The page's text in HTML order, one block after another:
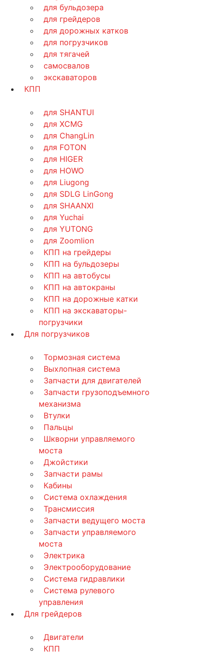
для бульдозера
для грейдеров
для дорожных катков
для погрузчиков
для тягачей
самосвалов
экскаваторов
КПП
для SHANTUI
для XCMG
для ChangLin
для FOTON
для HIGER
для HOWO
для Liugong
для SDLG LinGong
для SHAANXI
для Yuchai
для YUTONG
для Zoomlion
КПП на грейдеры
КПП на бульдозеры
КПП на автобусы
КПП на автокраны
КПП на дорожные катки
КПП на экскаваторы-
погрузчики
Для погрузчиков
Тормозная система
Выхлопная система
Запчасти для двигателей
Запчасти грузоподъемного
механизма
Втулки
Пальцы
Шкворни управляемого
моста
Джойстики
Запчасти рамы
Кабины
Система охлаждения
Трансмиссия
Запчасти ведущего моста
Запчасти управляемого
моста
Электрика
Электрооборудование
Система гидравлики
Система рулевого
управления
Для грейдеров
Двигатели
КПП